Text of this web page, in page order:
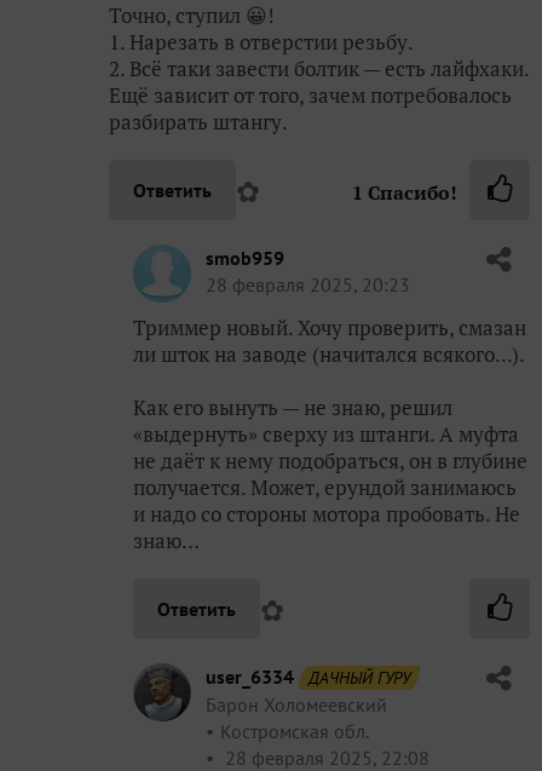
Точно, ступил 😀!
1. Нарезать в отверстии резьбу.
2. Всё таки завести болтик — есть лайфхаки.
Ещё зависит от того, зачем потребовалось
разбирать штангу.
Ответить ✿ 1 Спасибо!
smob959
28 февраля 2025, 20:23
Триммер новый. Хочу проверить, смазан
ли шток на заводе (начитался всякого...).
Как его вынуть — не знаю, решил
«выдернуть» сверху из штанги. А муфта
не даёт к нему подобраться, он в глубине
получается. Может, ерундой занимаюсь
и надо со стороны мотора пробовать. Не
знаю…
Ответить ✿
user_6334 ДАЧНЫЙ ГУРУ
Барон Холомеевский
Костромская обл.
28 февраля 2025, 22:08